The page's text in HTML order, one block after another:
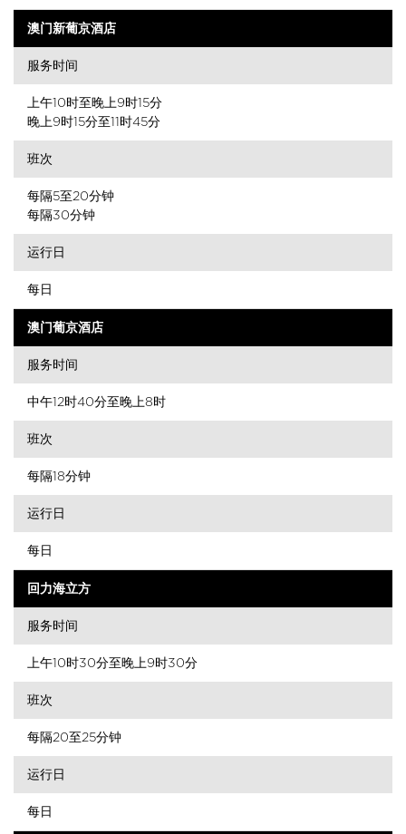
澳门新葡京酒店
服务时间
上午10时至晚上9时15分
晚上9时15分至11时45分
班次
每隔5至20分钟
每隔30分钟
运行日
每日
澳门葡京酒店
服务时间
中午12时40分至晚上8时
班次
每隔18分钟
运行日
每日
回力海立方
服务时间
上午10时30分至晚上9时30分
班次
每隔20至25分钟
运行日
每日